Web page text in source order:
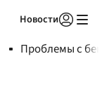
Новости
Проблемы с